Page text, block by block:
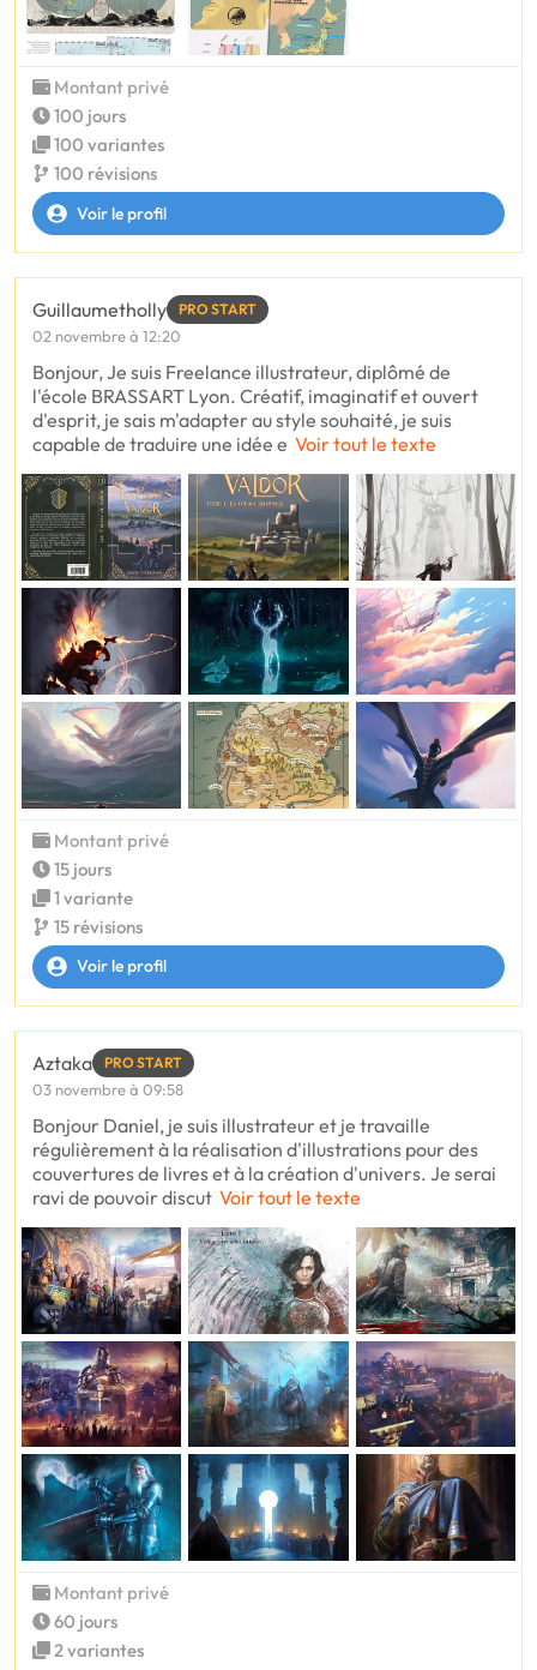
Montant privé
100 jours
100 variantes
100 révisions
Voir le profil
Guillaumetholly PRO START
02 novembre à 12:20
Bonjour, Je suis Freelance illustrateur, diplômé de
l'école BRASSART Lyon. Créatif, imaginatif et ouvert
d'esprit, je sais m'adapter au style souhaité, je suis
capable de traduire une idée e Voir tout le texte
Montant privé
15 jours
1 variante
15 révisions
Voir le profil
Aztaka PRO START
03 novembre à 09:58
Bonjour Daniel, je suis illustrateur et je travaille
régulièrement à la réalisation d'illustrations pour des
couvertures de livres et à la création d'univers. Je serai
ravi de pouvoir discut Voir tout le texte
Montant privé
60 jours
2 variantes